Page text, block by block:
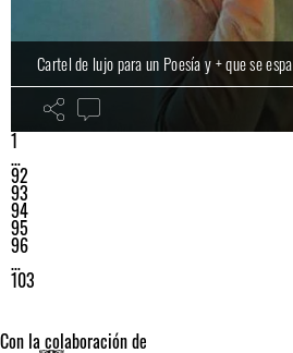
Cartel de lujo para un Poesía y + que se
1
…
92
93
94
95
96
…
103
Con la colaboración de